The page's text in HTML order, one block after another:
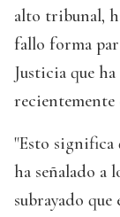
alto tribunal,
fallo forma
Justicia que
recientemente
"Esto significa
ha señalado a
subrayado